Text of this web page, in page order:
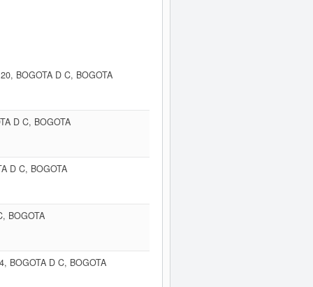
BOGOTA D C, BOGOTA
D C, BOGOTA
D C, BOGOTA
BOGOTA
BOGOTA D C, BOGOTA